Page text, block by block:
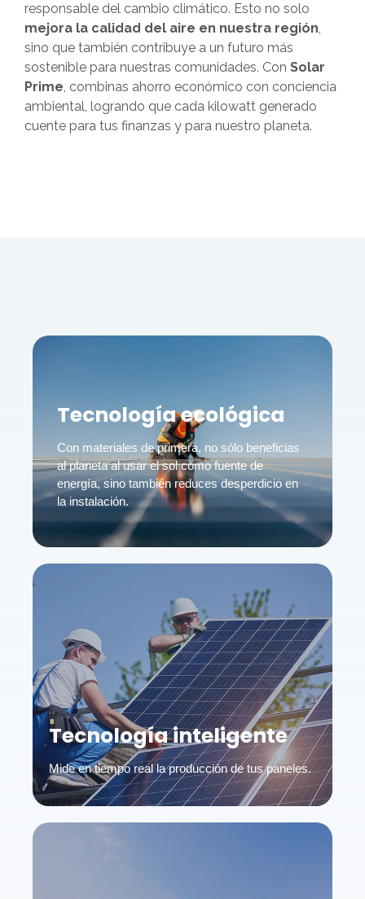
responsable del cambio climático. Esto no solo
mejora la calidad del aire en nuestra región,
sino que también contribuye a un futuro más
sostenible para nuestras comunidades. Con Solar
Prime, combinas ahorro económico con conciencia
ambiental, logrando que cada kilowatt generado
cuente para tus finanzas y para nuestro planeta.
Tecnología ecológica
Con materiales de primera, no sólo beneficias
al planeta al usar el sol como fuente de
energía, sino también reduces desperdicio en
la instalación.
Tecnología inteligente
Mide en tiempo real la producción de tus paneles.